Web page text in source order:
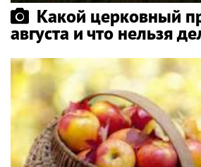
Какой церковный
августа и что нельзя